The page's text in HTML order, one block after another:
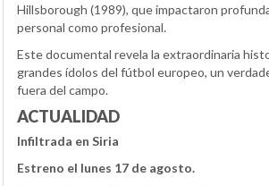
Hillsborough (1989), que impactaron
personal como profesional.
Este documental revela la extraordinaria
grandes ídolos del fútbol europeo, un
fuera del campo.
ACTUALIDAD
Infiltrada en Siria
Estreno el lunes 17 de agosto.